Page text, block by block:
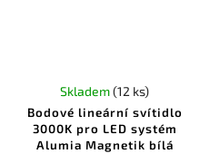
Bodové lineární svítidlo
3000K pro LED systém
Alumia Magnetik bílá
Skladem(12 ks)